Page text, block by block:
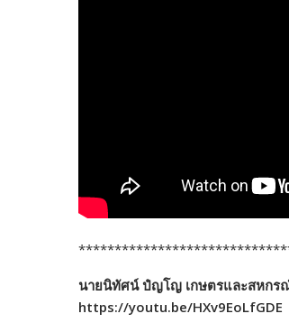
นายนิทัศน์ ปํญโญ เกษตรและสหกร
https://youtu.be/HXv9EoLfGDE